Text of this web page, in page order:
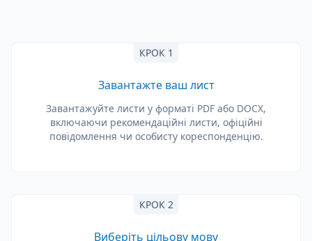
КРОК 1
Завантажте ваш лист
Завантажуйте листи у форматі PDF або DOCX,
включаючи рекомендаційні листи, офіційні
повідомлення чи особисту кореспонденцію.
КРОК 2
Виберіть цільову мову